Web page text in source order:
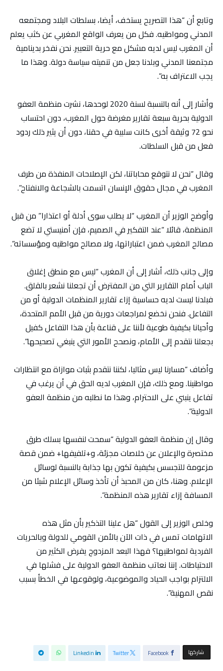
وتابع أن “هذا التصريح يستخف، أيضا، بسلطات البلاد ومجتمعه
المدني ومواطنيه. فكل من يعرف الواقع المغربي عن كثب يعلم
أن المغرب ليس لديه مشكل مع حرية التعبير. نحن نفخر بدينامية
مجتمعنا المدني وبلدنا جعل من تنميته سياسة دولة. وهذا ما
يجب الاعتراف به”.
وأشار إلى أنه بالنسبة لسنة 2020 لوحدها، نشرت منظمة العفو
الدولية بحرية سبعة تقارير مغرضة حول المغرب، دون احتساب
نحو 72 وثيقة أخرى كانت سلبية في حقنا، دون أن يثير ذلك ردود
فعل من قبل السلطات.
وقال “نحن لا نتوقع محاباتنا، لكن الإصلاحات المنفذة من طرف
المغرب في مجال حقوق الإنسان اتسمت بالشجاعة والانفتاح”.
وأوضح الوزير أن المغرب “لا يطلب سوى أدلة أو اعتذارا” من قبل
المنظمة، قائلا “عند التفكير في الصميم، فإن أمنيستي لا تضع
مصالح المغرب ضمن اعتباراتها، ولا مصالح مواطنيه ومؤسساته”.
وإلى جانب ذلك، أشار إلى أن المغرب “ليس مع منطق إغلاق
الباب أمام التقارير التي من المفترض أن تجعلنا نشعر بالقلق.
فبلدنا ليست لديه حساسية إزاء تقارير المنظمات الدولية أو من
التفاعل. فنحن نخضع لمراجعات دورية من قبل الأمم المتحدة،
وأحيانا بكيفية طوعية لأننا على قناعة بأن هذا التفاعل كفيل
بجعلنا نتقدم إلى الأمام، ونصحح الأمور التي ينبغي تصحيحها”.
وأضاف “مسارنا ليس مثاليا، لكننا نتقدم بثبات موازاة مع انتظارات
مواطنينا. ومع ذلك، فإن المغرب لديه الحق في أن يرغب في
تفاعل ينبني على الاحترام، وهذا ما نطلبه من منظمة العفو
الدولية”.
وقال إن منظمة العفو الدولية “سمحت لنفسها بسلك طرق
مختصرة والإعلان عن خلاصات مجزئة، و+تلفيفها+ ضمن قصة
مزعومة للتجسس بكيفية تكون بها جذابة بالنسبة لوسائل
الإعلام. وهنا، كان من المحبذ أن تأخذ وسائل الإعلام شيئا من
المسافة إزاء تقارير هذه المنظمة”.
وخلص الوزير إلى القول “هل علينا التذكير بأن مثل هذه
الاتهامات تمس في ذات الآن بالأمن القومي للدولة وبالحريات
الفردية لمواطنيها؟ فهذا البعد المزدوج يفرض الكثير من
الاحتياطات. إننا نعاتب منظمة العفو الدولية على فشلها في
الالتزام بواجب الحياد والموضوعية، ولوقوعها في الخطأ بسبب
نقص المهنية”.
‫‫ شاركها‬ Facebook
Twitter
Linkedin